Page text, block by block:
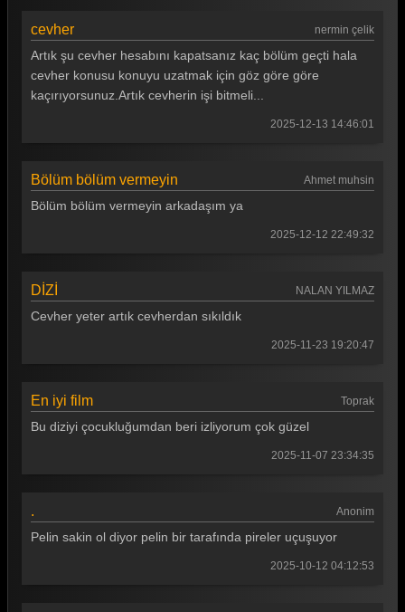
Arka Sokaklar 456. Bölüm
Arka Sokaklar 455. Bölüm
Arka Sokaklar 452. Bölüm
Arka Sokaklar 451. Bölüm
Arka Sokaklar 448. Bölüm
Arka Sokaklar 445. Bölüm
Arka Sokaklar 444. Bölüm
Arka Sokaklar 441. Bölüm
cevher nermin çelik
Artık şu cevher hesabını kapatsanız kaç bölüm geçti hala
cevher konusu konuyu uzatmak için göz göre göre
kaçırıyorsunuz.Artık cevherin işi bitmeli...
2025-12-13 14:46:01
Bölüm bölüm vermeyin Ahmet muhsin
Bölüm bölüm vermeyin arkadaşım ya
2025-12-12 22:49:32
DİZİ NALAN YILMAZ
Cevher yeter artık cevherdan sıkıldık
2025-11-23 19:20:47
En iyi film Toprak
Bu diziyi çocukluğumdan beri izliyorum çok güzel
2025-11-07 23:34:35
. Anonim
Pelin sakin ol diyor pelin bir tarafında pireler uçuşuyor
2025-10-12 04:12:53